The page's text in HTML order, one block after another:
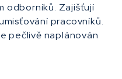
odborníků. Zajišťují
pracovníků.
pečlivě naplánován